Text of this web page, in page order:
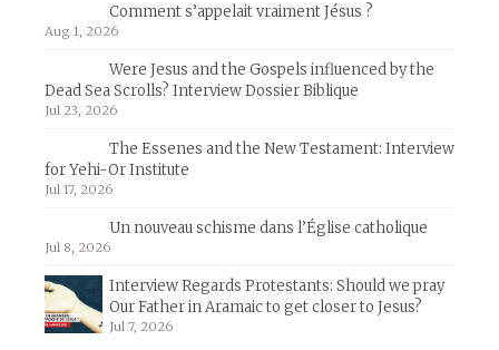
Comment s’appelait vraiment Jésus ?
Aug 1, 2026
Were Jesus and the Gospels influenced by the
Dead Sea Scrolls? Interview Dossier Biblique
Jul 23, 2026
The Essenes and the New Testament: Interview
for Yehi-Or Institute
Jul 17, 2026
Un nouveau schisme dans l’Église catholique
Jul 8, 2026
Interview Regards Protestants: Should we pray
Our Father in Aramaic to get closer to Jesus?
Jul 7, 2026